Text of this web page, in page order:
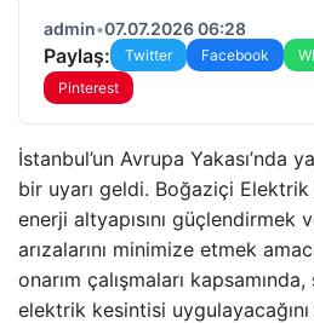
admin•07.07.2026 06:28
Paylaş: Twitter Facebook
Pinterest
İstanbul’un Avrupa Yakası’nda
bir uyarı geldi. Boğaziçi Elektrik
enerji altyapısını güçlendirmek
arızalarını minimize etmek
onarım çalışmaları
elektrik kesintisi